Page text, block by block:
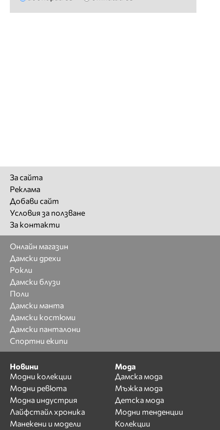
За сайта
Реклама
Добави сайт
Условия за ползване
За контакти
Онлайн магазин
Дамски дрехи
Рокли
Дамски блузи
Поли
Дамски манта
Дамски костюми
Дамски панталони
Спортни екипи
Новини
Модни колекции
Модни ревюта
Модна индустрия
Лайфстайл хроника
Манекени и модели
Мода
Дамска мода
Мъжка мода
Детска мода
Модни тенденции
Колекции